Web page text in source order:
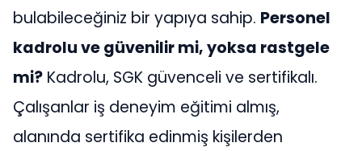
bulabileceğiniz bir yapıya sahip. Personel
kadrolu ve güvenilir mi, yoksa rastgele
mi? Kadrolu, SGK güvenceli ve sertifikalı.
Çalışanlar iş deneyim eğitimi almış,
alanında sertifika edinmiş kişilerden